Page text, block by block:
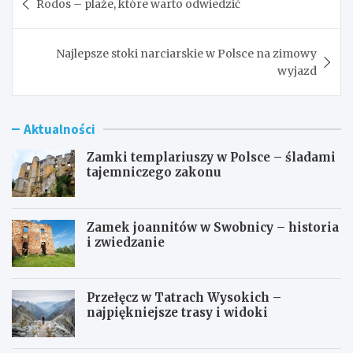
wpisu
Rodos – plaże, które warto odwiedzić
Najlepsze stoki narciarskie w Polsce na zimowy
wyjazd
Aktualności
Zamki templariuszy w Polsce – śladami
tajemniczego zakonu
Zamek joannitów w Swobnicy – historia
i zwiedzanie
Przełęcz w Tatrach Wysokich –
najpiękniejsze trasy i widoki